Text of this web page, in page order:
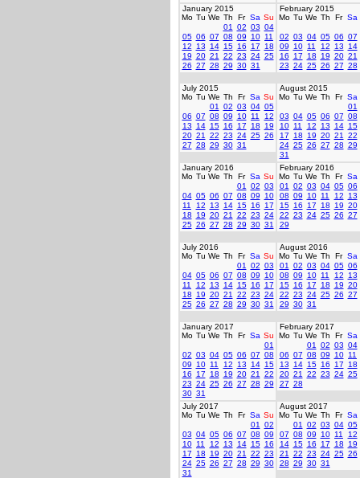
January 2015
Mo Tu We Th Fr Sa Su
01
02 03 04
05 06 07 08 09 10 11
12
13 14 15 16 17
18
19 20 21 22 23 24 25
26 27 28 29 30 31
February 2015
Mo Tu We Th Fr Sa
02 03 04 05 06 07
09
10 11 12 13 14
16
17 18 19 20 21
23 24 25 26 27 28
July 2015
Mo Tu We Th Fr Sa Su
01
02 03 04 05
06 07 08 09 10 11
12
13
14 15 16 17 18
19
20 21 22 23 24 25 26
27 28 29 30 31
August 2015
Mo Tu We Th Fr Sa
01
03 04 05 06 07 08
10 11 12 13 14 15
17
18 19 20 21 22
24 25 26 27 28 29
31
January 2016
Mo Tu We Th Fr Sa Su
01
02 03
04 05 06 07 08 09
10
11
12 13 14 15 16
17
18
19 20 21 22 23 24
25 26 27 28 29 30 31
February 2016
Mo Tu We Th Fr Sa
01
02 03 04 05 06
08 09 10 11 12 13
15 16 17 18 19 20
22 23 24 25 26 27
29
July 2016
Mo Tu We Th Fr Sa Su
01
02 03
04 05 06 07 08 09
10
11
12 13 14 15 16
17
18
19 20 21 22 23 24
25 26 27 28 29 30 31
August 2016
Mo Tu We Th Fr Sa
01
02 03 04 05 06
08 09 10 11 12 13
15 16 17 18 19 20
22 23 24 25 26 27
29 30 31
January 2017
Mo Tu We Th Fr Sa Su
01
02 03 04 05 06 07 08
09
10 11 12 13 14 15
16
17 18 19 20 21
22
23 24 25 26 27 28 29
30 31
February 2017
Mo Tu We Th Fr Sa
01
02 03 04
06 07 08 09 10 11
13
14 15 16 17 18
20 21 22 23 24 25
27 28
July 2017
Mo Tu We Th Fr Sa Su
01
02
03 04 05 06 07 08 09
10 11 12 13 14 15 16
17
18 19 20 21 22 23
24 25 26 27 28 29 30
31
August 2017
Mo Tu We Th Fr Sa
01
02 03 04 05
07 08 09 10 11 12
14 15 16 17 18 19
21
22 23 24 25 26
28 29 30 31